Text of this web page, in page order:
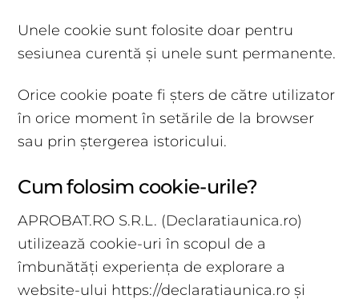
Unele cookie sunt folosite doar pentru
sesiunea curentă și unele sunt permanente.
Orice cookie poate fi șters de către utilizator
în orice moment în setările de la browser
sau prin ștergerea istoricului.
Cum folosim cookie-urile?
APROBAT.RO S.R.L. (Declaratiaunica.ro)
utilizează cookie-uri în scopul de a
îmbunătăți experiența de explorare a
website-ului https://declaratiaunica.ro și